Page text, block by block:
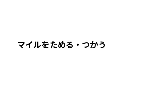
マイルをためる・つかう